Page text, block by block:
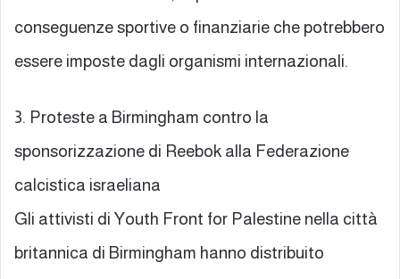
conseguenze sportive o finanziarie che potrebbero
essere imposte dagli organismi internazionali.
3. Proteste a Birmingham contro la
sponsorizzazione di Reebok alla Federazione
calcistica israeliana
Gli attivisti di Youth Front for Palestine nella città
britannica di Birmingham hanno distribuito